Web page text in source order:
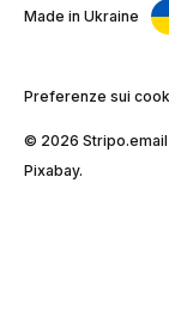
Made in Ukraine
Preferenze sui
© 2026
Pixabay.